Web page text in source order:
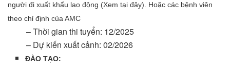
người đi xuất khẩu lao động (Xem tại đây). Hoặc các bệnh viên
theo chỉ định của AMC
– Thời gian thi tuyển: 12/2025
– Dự kiến xuất cảnh: 02/2026
ĐÀO TẠO: